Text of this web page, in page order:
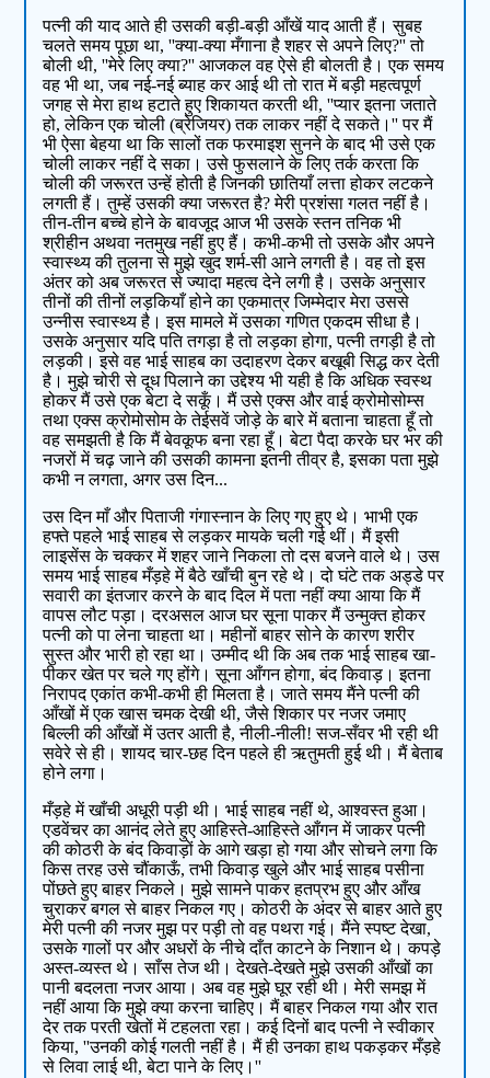
पत्नी की याद आते ही उसकी बड़ी-बड़ी आँखें याद आती हैं। सुबह
चलते समय पूछा था, ''क्या-क्या मँगाना है शहर से अपने लिए?'' तो
बोली थी, ''मेरे लिए क्या?'' आजकल वह ऐसे ही बोलती है। एक समय
वह भी था, जब नई-नई ब्याह कर आई थी तो रात में बड़ी महत्वपूर्ण
जगह से मेरा हाथ हटाते हुए शिकायत करती थी, ''प्यार इतना जताते
हो, लेकिन एक चोली (ब्रेजियर) तक लाकर नहीं दे सकते।'' पर मैं
भी ऐसा बेहया था कि सालों तक फरमाइश सुनने के बाद भी उसे एक
चोली लाकर नहीं दे सका। उसे फुसलाने के लिए तर्क करता कि
चोली की जरूरत उन्हें होती है जिनकी छातियाँ लत्ता होकर लटकने
लगती हैं। तुम्हें उसकी क्या जरूरत है? मेरी प्रशंसा गलत नहीं है।
तीन-तीन बच्चे होने के बावजूद आज भी उसके स्तन तनिक भी
श्रीहीन अथवा नतमुख नहीं हुए हैं। कभी-कभी तो उसके और अपने
स्वास्थ्य की तुलना से मुझे खुद शर्म-सी आने लगती है। वह तो इस
अंतर को अब जरूरत से ज्यादा महत्व देने लगी है। उसके अनुसार
तीनों की तीनों लड़कियाँ होने का एकमात्र जिम्मेदार मेरा उससे
उन्नीस स्वास्थ्य है। इस मामले में उसका गणित एकदम सीधा है।
उसके अनुसार यदि पति तगड़ा है तो लड़का होगा, पत्नी तगड़ी है तो
लड़की। इसे वह भाई साहब का उदाहरण देकर बखूबी सिद्ध कर देती
है। मुझे चोरी से दूध पिलाने का उद्देश्य भी यही है कि अधिक स्वस्थ
होकर मैं उसे एक बेटा दे सकूँ। मैं उसे एक्स और वाई क्रोमोसोम्स
तथा एक्स क्रोमोसोम के तेईसवें जोड़े के बारे में बताना चाहता हूँ तो
वह समझती है कि मैं बेवकूफ बना रहा हूँ। बेटा पैदा करके घर भर की
नजरों में चढ़ जाने की उसकी कामना इतनी तीव्र है, इसका पता मुझे
कभी न लगता, अगर उस दिन...
उस दिन माँ और पिताजी गंगास्नान के लिए गए हुए थे। भाभी एक
हफ्ते पहले भाई साहब से लड़कर मायके चली गई थीं। मैं इसी
लाइसेंस के चक्कर में शहर जाने निकला तो दस बजने वाले थे। उस
समय भाई साहब मँड़हे में बैठे खाँची बुन रहे थे। दो घंटे तक अड्डे पर
सवारी का इंतजार करने के बाद दिल में पता नहीं क्या आया कि मैं
वापस लौट पड़ा। दरअसल आज घर सूना पाकर मैं उन्मुक्त होकर
पत्नी को पा लेना चाहता था। महीनों बाहर सोने के कारण शरीर
सुस्त और भारी हो रहा था। उम्मीद थी कि अब तक भाई साहब खा-
पीकर खेत पर चले गए होंगे। सूना आँगन होगा, बंद किवाड़। इतना
निरापद एकांत कभी-कभी ही मिलता है। जाते समय मैंने पत्नी की
आँखों में एक खास चमक देखी थी, जैसे शिकार पर नजर जमाए
बिल्ली की आँखों में उतर आती है, नीली-नीली! सज-सँवर भी रही थी
सवेरे से ही। शायद चार-छह दिन पहले ही ऋतुमती हुई थी। मैं बेताब
होने लगा।
मँड़हे में खाँची अधूरी पड़ी थी। भाई साहब नहीं थे, आश्वस्त हुआ।
एडवेंचर का आनंद लेते हुए आहिस्ते-आहिस्ते आँगन में जाकर पत्नी
की कोठरी के बंद किवाड़ों के आगे खड़ा हो गया और सोचने लगा कि
किस तरह उसे चौंकाऊँ, तभी किवाड़ खुले और भाई साहब पसीना
पोंछते हुए बाहर निकले। मुझे सामने पाकर हतप्रभ हुए और आँख
चुराकर बगल से बाहर निकल गए। कोठरी के अंदर से बाहर आते हुए
मेरी पत्नी की नजर मुझ पर पड़ी तो वह पथरा गई। मैंने स्पष्ट देखा,
उसके गालों पर और अधरों के नीचे दाँत काटने के निशान थे। कपड़े
अस्त-व्यस्त थे। साँस तेज थी। देखते-देखते मुझे उसकी आँखों का
पानी बदलता नजर आया। अब वह मुझे घूर रही थी। मेरी समझ में
नहीं आया कि मुझे क्या करना चाहिए। मैं बाहर निकल गया और रात
देर तक परती खेतों में टहलता रहा। कई दिनों बाद पत्नी ने स्वीकार
किया, ''उनकी कोई गलती नहीं है। मैं ही उनका हाथ पकड़कर मँड़हे
से लिवा लाई थी, बेटा पाने के लिए।''